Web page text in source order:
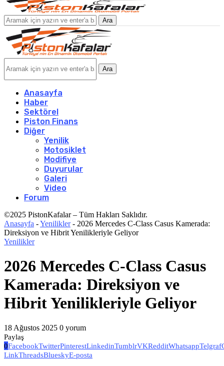
Ara
Ara
Anasayfa
Haber
Sektörel
Piston Finans
Diğer
Yenilik
Motosiklet
Modifiye
Duyurular
Galeri
Video
Forum
©2025 PistonKafalar – Tüm Hakları Saklıdır.
Anasayfa -Yenilikler- 2026 Mercedes C-Class Casus Kamerada:
Direksiyon ve Hibrit Yenilikleriyle Geliyor
Yenilikler
2026 Mercedes C-Class Casus
Kamerada: Direksiyon ve
Hibrit Yenilikleriyle Geliyor
18 Ağustos 2025 0 yorum
Paylaş
0FacebookTwitterPinterestLinkedinTumblrVKRedditWhatsappTelgraf
LinkThreadsBlueskyE-posta